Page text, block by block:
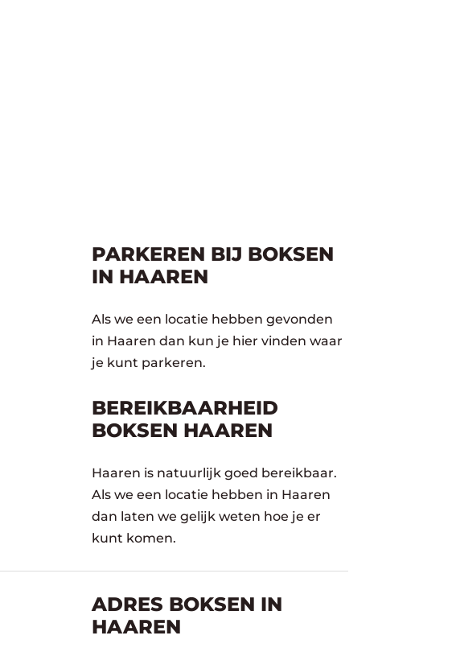
PARKEREN BIJ BOKSEN
IN HAAREN
Als we een locatie hebben gevonden
in Haaren dan kun je hier vinden waar
je kunt parkeren.
BEREIKBAARHEID
BOKSEN HAAREN
Haaren is natuurlijk goed bereikbaar.
Als we een locatie hebben in Haaren
dan laten we gelijk weten hoe je er
kunt komen.
ADRES BOKSEN IN
HAAREN